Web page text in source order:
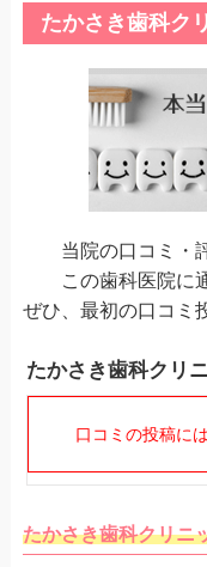
たかさき歯科ク
当院の口コミ・評
この歯科医院に通
ぜひ、最初の口コミ
たかさき歯科クリ
口コミの投稿に
たかさき歯科クリニ